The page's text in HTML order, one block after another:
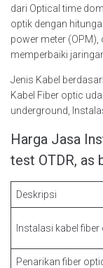
dari Optical time
optik dengan
power meter
memperbaiki
Jenis Kabel
Kabel Fiber optic
underground,
Harga Jasa
test OTDR, as
Deskripsi
Instalasi kabel
Penarikan fiber